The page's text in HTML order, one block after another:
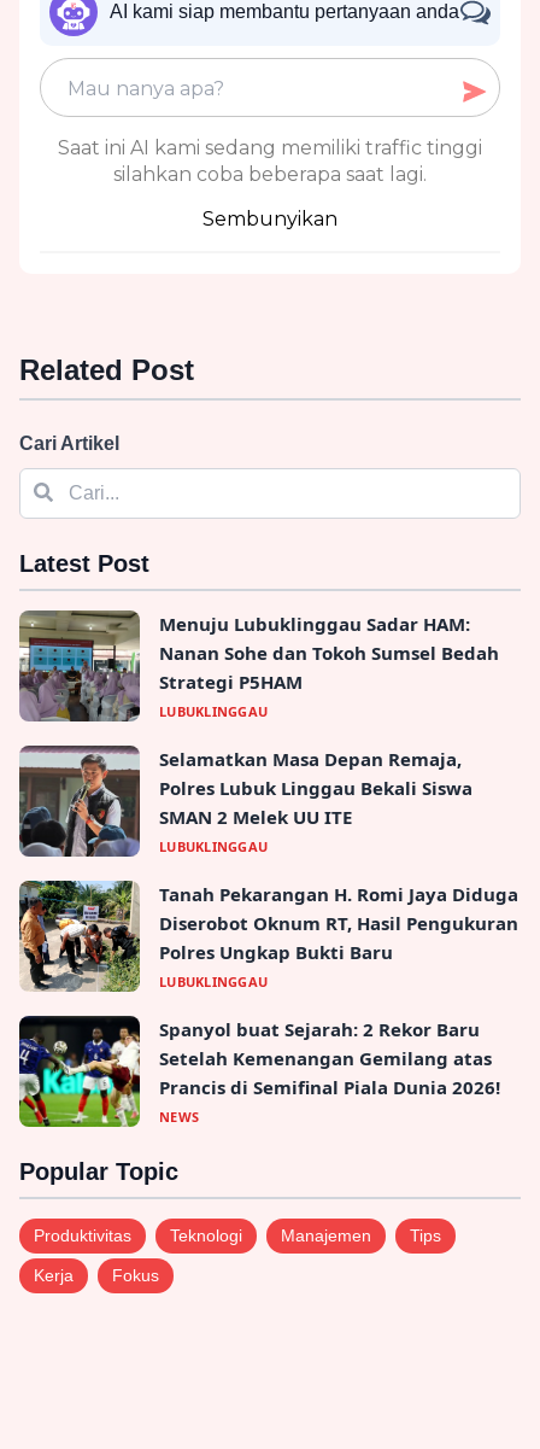
AI kami siap membantu pertanyaan anda
Saat ini AI kami sedang memiliki traffic tinggi
silahkan coba beberapa saat lagi.
Sembunyikan
Related Post
Cari Artikel
Latest Post
Menuju Lubuklinggau Sadar HAM:
Nanan Sohe dan Tokoh Sumsel Bedah
Strategi P5HAM
LUBUKLINGGAU
Selamatkan Masa Depan Remaja,
Polres Lubuk Linggau Bekali Siswa
SMAN 2 Melek UU ITE
LUBUKLINGGAU
Tanah Pekarangan H. Romi Jaya Diduga
Diserobot Oknum RT, Hasil Pengukuran
Polres Ungkap Bukti Baru
LUBUKLINGGAU
Spanyol buat Sejarah: 2 Rekor Baru
Setelah Kemenangan Gemilang atas
Prancis di Semifinal Piala Dunia 2026!
NEWS
Popular Topic
Produktivitas Teknologi Manajemen Tips
Kerja Fokus